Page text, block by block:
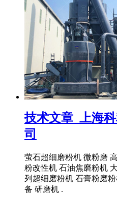
技术文章_上海
司
萤石超细磨粉机 微粉磨
粉改性机 石油焦磨粉机
列超细磨粉机 石膏粉磨
备 研磨机 .